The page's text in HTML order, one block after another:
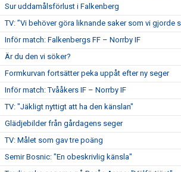
Sur uddamålsförlust i Falkenberg
TV: ”Vi behöver göra liknande saker som vi gjorde
Inför match: Falkenbergs FF – Norrby IF
Är du den vi söker?
Formkurvan fortsätter peka uppåt efter ny seger
Inför match: Tvååkers IF – Norrby IF
TV: "Jäkligt nyttigt att ha den känslan"
Glädjebilder från gårdagens seger
TV: Målet som gav tre poäng
Semir Bosnic: "En obeskrivlig känsla"